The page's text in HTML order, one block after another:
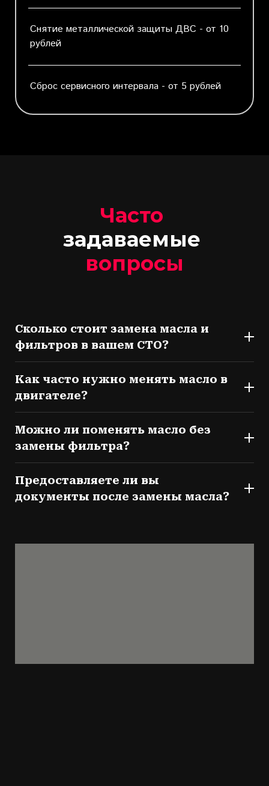
Снятие металлической защиты ДВС - от 10
рублей
Сброс сервисного интервала - от 5 рублей
Часто
задаваемые
вопросы
Сколько стоит замена масла и
фильтров в вашем СТО?
Как часто нужно менять масло в
двигателе?
Можно ли поменять масло без
замены фильтра?
Предоставляете ли вы
документы после замены масла?